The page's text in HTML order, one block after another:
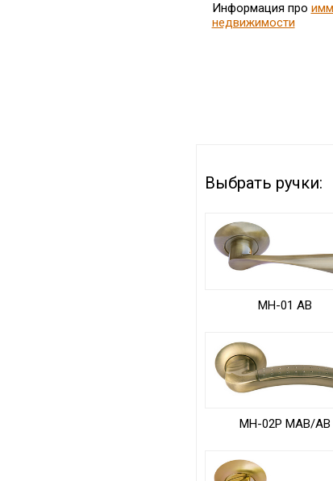
Информация про
недвижимости
Выбрать ручки:
MH-01 AB
MH-02P MAB/AB